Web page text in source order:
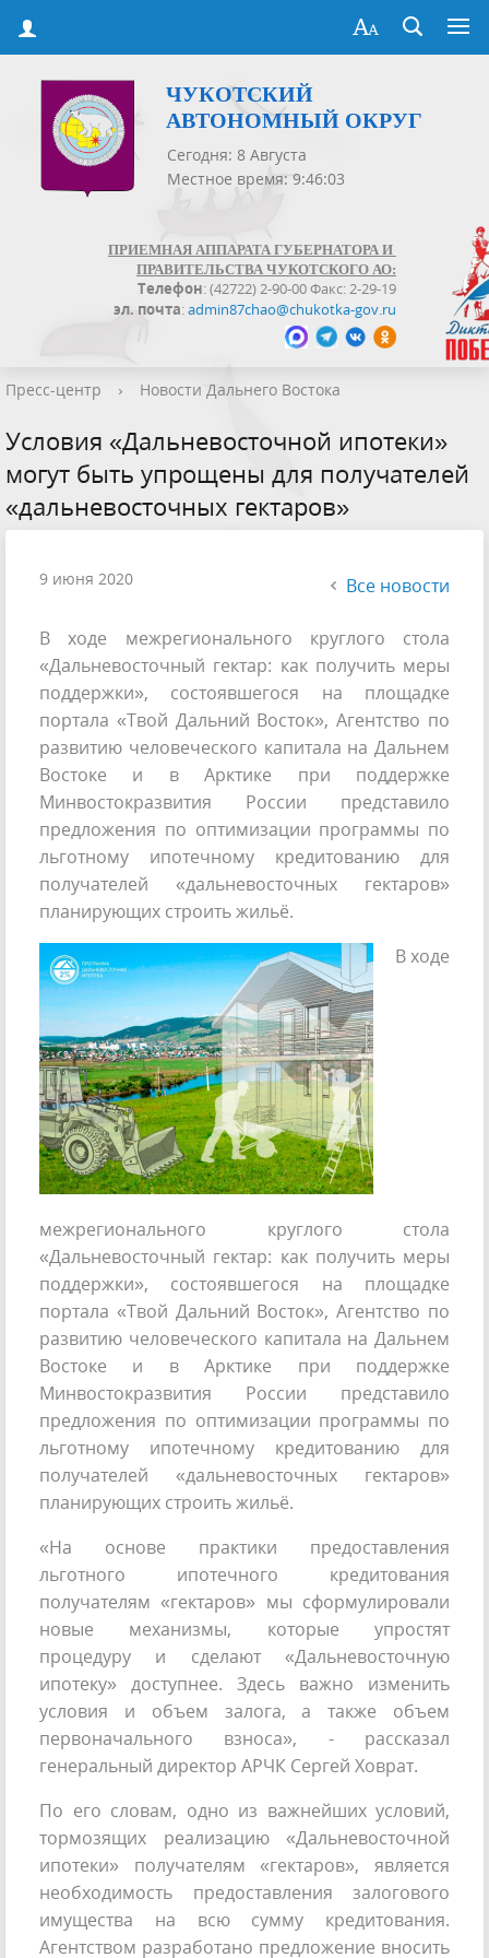
ЧУКОТСКИЙ
АВТОНОМНЫЙ ОКРУГ
Сегодня: 8 Августа
Местное время: 9:46:03
ПРИЕМНАЯ АППАРАТА ГУБЕРНАТОРА И
ПРАВИТЕЛЬСТВА ЧУКОТСКОГО АО:
Телефон: (42722) 2-90-00 Факс: 2-29-19
эл. почта:admin87chao@chukotka-gov.ru
Пресс-центр › Новости Дальнего Востока
Условия «Дальневосточной ипотеки»
могут быть упрощены для получателей
«дальневосточных гектаров»
9 июня 2020 Все новости
В ходе межрегионального круглого стола
«Дальневосточный гектар: как получить меры
поддержки», состоявшегося на площадке
портала «Твой Дальний Восток», Агентство по
развитию человеческого капитала на Дальнем
Востоке и в Арктике при поддержке
Минвостокразвития России представило
предложения по оптимизации программы по
льготному ипотечному кредитованию для
получателей «дальневосточных гектаров»
планирующих строить жильё.
В ходе
межрегионального круглого стола
«Дальневосточный гектар: как получить меры
поддержки», состоявшегося на площадке
портала «Твой Дальний Восток», Агентство по
развитию человеческого капитала на Дальнем
Востоке и в Арктике при поддержке
Минвостокразвития России представило
предложения по оптимизации программы по
льготному ипотечному кредитованию для
получателей «дальневосточных гектаров»
планирующих строить жильё.
«На основе практики предоставления
льготного ипотечного кредитования
получателям «гектаров» мы сформулировали
новые механизмы, которые упростят
процедуру и сделают «Дальневосточную
ипотеку» доступнее. Здесь важно изменить
условия и объем залога, а также объем
первоначального взноса», - рассказал
генеральный директор АРЧК Сергей Ховрат.
По его словам, одно из важнейших условий,
тормозящих реализацию «Дальневосточной
ипотеки» получателям «гектаров», является
необходимость предоставления залогового
имущества на всю сумму кредитования.
Агентством разработано предложение вносить